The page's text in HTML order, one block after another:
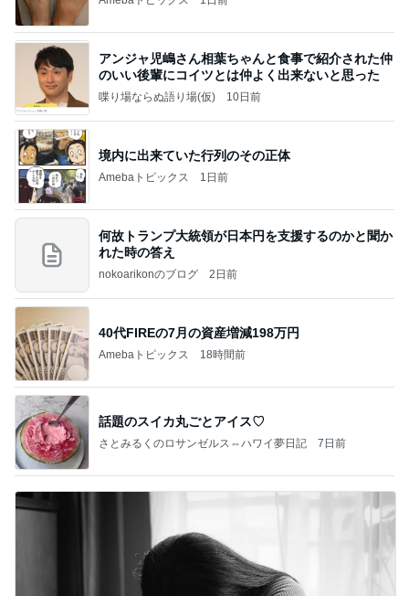
アンジャ児嶋さん相葉ちゃんと食事で紹介された仲
のいい後輩にコイツとは仲よく出来ないと思った
喋り場ならぬ語り場(仮) 10日前
境内に出来ていた行列のその正体
Amebaトピックス 1日前
何故トランプ大統領が日本円を支援するのかと聞か
れた時の答え
nokoarikonのブログ 2日前
40代FIREの7月の資産増減198万円
Amebaトピックス 18時間前
話題のスイカ丸ごとアイス♡
さとみるくのロサンゼルス⇔ハワイ夢日記 7日前